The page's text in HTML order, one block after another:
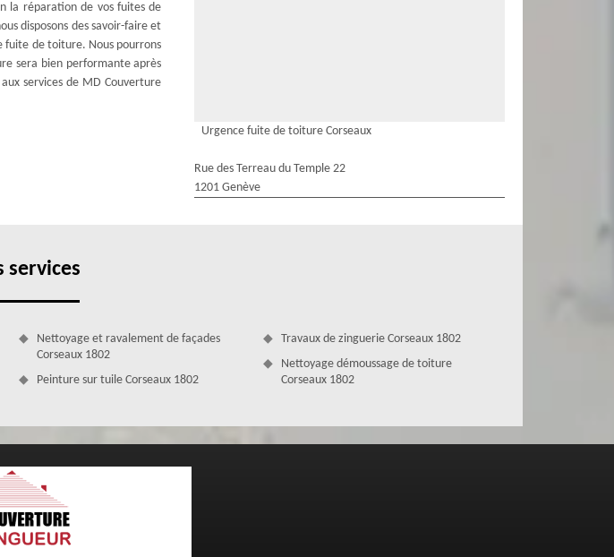
la réparation de vos fuites de
disposons des savoir-faire et
fuite de toiture. Nous pourrons
sera bien performante après
services de MD Couverture
sachez que notre entreprise
Urgence fuite de toiture Corseaux
Rue des Terreau du Temple 22
1201 Genève
services
Nettoyage et ravalement de façades
Corseaux 1802
Peinture sur tuile Corseaux 1802
Travaux de zinguerie Corseaux 1802
Nettoyage démoussage de toiture
Corseaux 1802